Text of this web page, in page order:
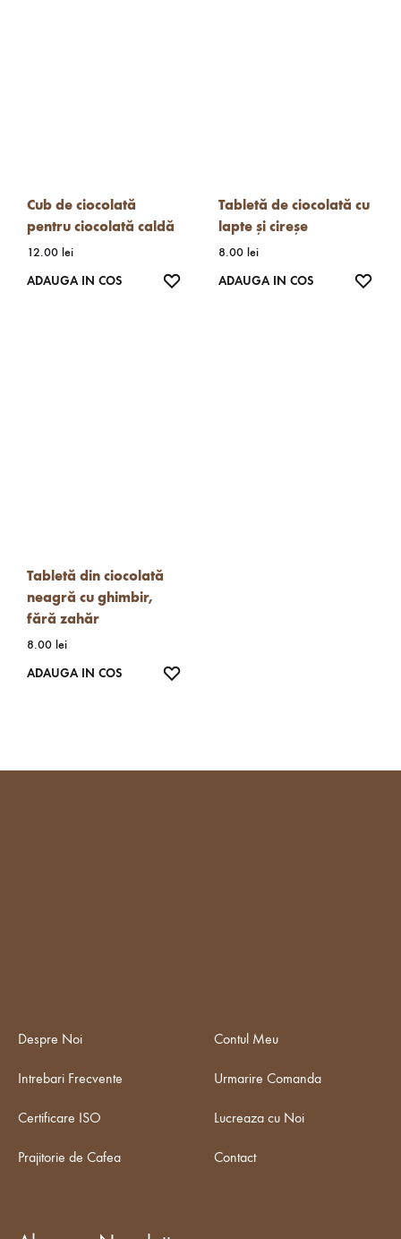
Cub de ciocolată
pentru ciocolată caldă
12.00 lei
ADAUGA IN COS
WISHLIST
Tabletă de ciocolată cu
lapte și cireșe
8.00 lei
ADAUGA IN COS
Tabletă din ciocolată
neagră cu ghimbir,
fără zahăr
8.00 lei
ADAUGA IN COS
Despre Noi
Intrebari Frecvente
Certificare ISO
Prajitorie de Cafea
Contul Meu
Urmarire Comanda
Lucreaza cu Noi
Contact